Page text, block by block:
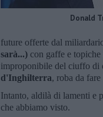
Donald
future offerte dal
sarà...) con gaffe e
improponibile del ciuffo di
d'Inghilterra, roba da
Intanto, aldilà di lamenti e
che abbiamo visto.